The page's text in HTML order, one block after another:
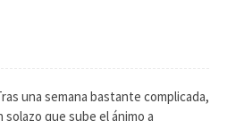
una semana bastante complicada,
que sube el ánimo a